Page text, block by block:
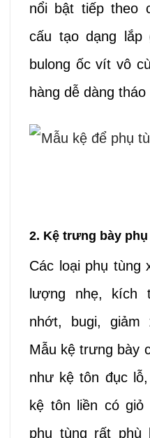
nổi bật tiếp theo
cấu tạo dạng lắp
bulong ốc vít vô
hàng dễ dàng
2. Kệ trưng bày
Các loại phụ tùng
lượng nhẹ, kích
nhớt, bugi, giảm
Mẫu kệ trưng bày
như kệ tôn đục
kệ tôn liền có
phụ tùng rất phù